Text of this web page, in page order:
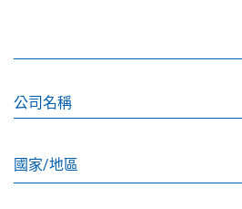
公司名稱